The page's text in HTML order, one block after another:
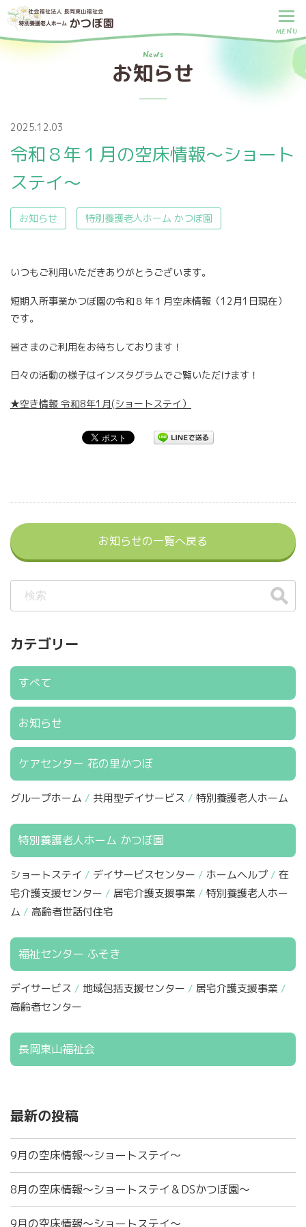
MENU
News
お知らせ
2025.12.03
令和８年１月の空床情報～ショート
ステイ～
お知らせ 特別養護老人ホーム かつぼ園
いつもご利用いただきありがとうございます。
短期入所事業かつぼ園の令和８年１月空床情報（12月1日現在）
です。
皆さまのご利用をお待ちしております！
日々の活動の様子はインスタグラムでご覧いただけます！
★空き情報 令和8年1月(ショートステイ）
お知らせの一覧へ戻る
カテゴリー
すべて
お知らせ
ケアセンター 花の里かつぼ
グループホーム 共用型デイサービス 特別養護老人ホーム
特別養護老人ホーム かつぼ園
ショートステイ デイサービスセンター ホームヘルプ
在
宅介護支援センター
居宅介護支援事業
特別養護老人ホー
ム
高齢者世話付住宅
福祉センター ふそき
デイサービス 地域包括支援センター
居宅介護支援事業
高齢者センター
長岡東山福祉会
最新の投稿
9月の空床情報～ショートステイ～
8月の空床情報～ショートステイ＆DSかつぼ園～
9月の空床情報～ショートステイ～